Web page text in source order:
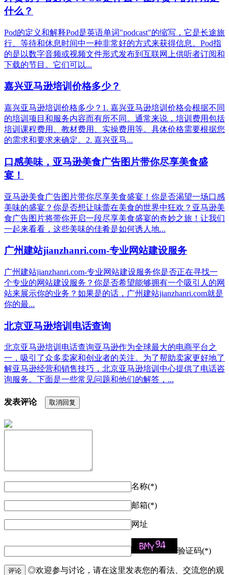
什么？
Pod的定义和解释Pod是英语单词"podcast"的缩写，它是长途旅
行、等待和休息时间中一种非常好的方式来获得信息。Pod指
的是以数字音频或视频文件形式发布到互联网上供听者订阅和
下载的节目。它们可以...
嘉兴亚马逊培训价格多少？
嘉兴亚马逊培训价格多少？1. 嘉兴亚马逊培训价格会根据不同
的培训项目和服务内容而有所不同。通常来说，培训费用包括
培训课程费用、教材费用、实操费用等。具体价格需要根据您
的需求和要求来确定。2. 嘉兴亚马...
口感美味，亚马逊美食广告图片带你尽享美食盛
宴！
亚马逊美食广告图片带你尽享美食盛宴！你是否渴望一场口感
美味的盛宴？你是否想让味蕾在美食的世界中狂欢？亚马逊美
食广告图片将带你开启一段尽享美食盛宴的奇妙之旅！让我们
一起来看看，这些美味的佳肴是如何诱人地...
广州建站jianzhanri.com-专业网站建设服务
广州建站jianzhanri.com-专业网站建设服务你是否正在寻找一
个专业的网站建设服务？你是否希望能够拥有一个吸引人的网
站来展示你的业务？如果是的话，广州建站jianzhanri.com就是
你的最...
北京亚马逊培训电话查询
北京亚马逊培训电话查询亚马逊作为全球最大的电商平台之
一，吸引了众多卖家和创业者的关注。为了帮助卖家更好地了
解亚马逊经营和销售技巧，北京亚马逊培训中心提供了电话咨
询服务。下面是一些常见问题和他们的解答，...
发表评论 取消回复
名称(*)
邮箱(*)
网址
验证码(*)
评论
◎欢迎参与讨论，请在这里发表您的看法、交流您的观